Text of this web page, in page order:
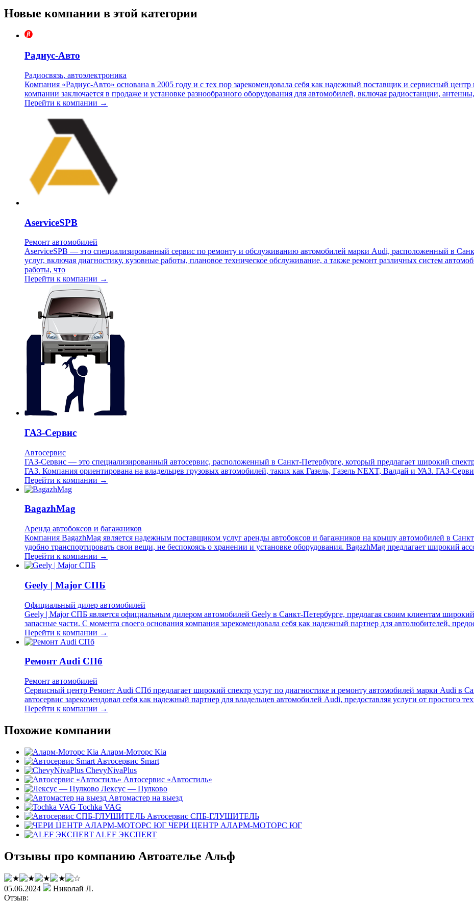
Новые компании в этой категории
Радиус-Авто
Радиосвязь, автоэлектроника
Компания «Радиус-Авто» основана в 2005 году и с тех пор зарекомендовала себя как надежный поставщик и сервисный центр
компании заключается в продаже и установке разнообразного оборудования для автомобилей, включая радиостанции,
Перейти к компании →
AserviceSPB
Ремонт автомобилей
AserviceSPB — это специализированный сервис по ремонту и обслуживанию автомобилей марки Audi, расположенный в
услуг, включая диагностику, кузовные работы, плановое техническое обслуживание, а также ремонт различных систем
работы, что
Перейти к компании →
ГАЗ-Сервис
Автосервис
ГАЗ-Сервис — это специализированный автосервис, расположенный в Санкт-Петербурге, который предлагает широкий
ГАЗ. Компания ориентирована на владельцев грузовых автомобилей, таких как Газель, Газель NEXT, Валдай и УАЗ. ГАЗ-
Перейти к компании →
BagazhMag
Аренда автобоксов и багажников
Компания BagazhMag является надежным поставщиком услуг аренды автобоксов и багажников на крышу автомобилей в
удобно транспортировать свои вещи, не беспокоясь о хранении и установке оборудования. BagazhMag предлагает широкий
Перейти к компании →
Geely | Major СПБ
Официальный дилер автомобилей
Geely | Major СПБ является официальным дилером автомобилей Geely в Санкт-Петербурге, предлагая своим клиентам
запасные части. С момента своего основания компания зарекомендовала себя как надежный партнер для автолюбителей,
Перейти к компании →
Ремонт Audi СПб
Ремонт автомобилей
Сервисный центр Ремонт Audi СПб предлагает широкий спектр услуг по диагностике и ремонту автомобилей марки Audi в
автосервис зарекомендовал себя как надежный партнер для владельцев автомобилей Audi, предоставляя услуги от простого
Перейти к компании →
Похожие компании
Аларм-Моторс Kia
Автосервис Smart
ChevyNivaPlus
Автосервис «Автостиль»
Лексус — Пулково
Автомастер на выезд
Tochka VAG
Автосервис СПБ-ГЛУШИТЕЛЬ
ЧЕРИ ЦЕНТР АЛАРМ-МОТОРС ЮГ
ALEF ЭКСПERT
Отзывы про компанию Автоателье Альф
05.06.2024
Николай Л.
Отзыв: